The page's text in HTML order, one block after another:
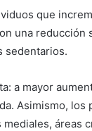
que
una reducción
sedentarios.
a mayor
Asimismo,
áreas